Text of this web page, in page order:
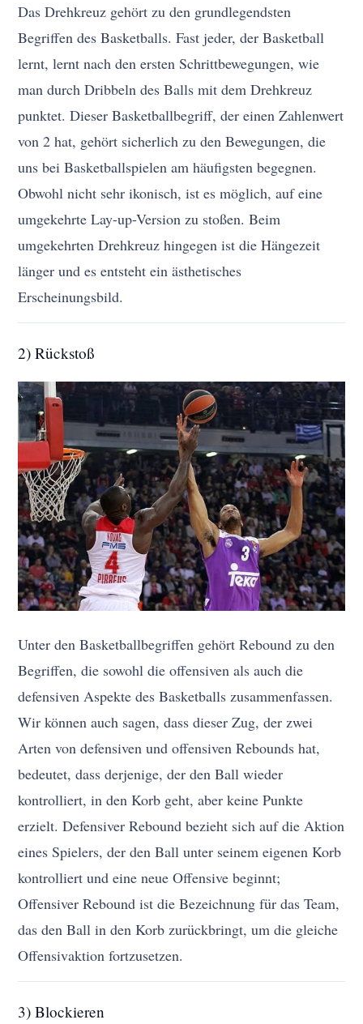
Das Drehkreuz gehört zu den grundlegendsten
Begriffen des Basketballs. Fast jeder, der Basketball
lernt, lernt nach den ersten Schrittbewegungen, wie
man durch Dribbeln des Balls mit dem Drehkreuz
punktet. Dieser Basketballbegriff, der einen Zahlenwert
von 2 hat, gehört sicherlich zu den Bewegungen, die
uns bei Basketballspielen am häufigsten begegnen.
Obwohl nicht sehr ikonisch, ist es möglich, auf eine
umgekehrte Lay-up-Version zu stoßen. Beim
umgekehrten Drehkreuz hingegen ist die Hängezeit
länger und es entsteht ein ästhetisches
Erscheinungsbild.
2) Rückstoß
Unter den Basketballbegriffen gehört Rebound zu den
Begriffen, die sowohl die offensiven als auch die
defensiven Aspekte des Basketballs zusammenfassen.
Wir können auch sagen, dass dieser Zug, der zwei
Arten von defensiven und offensiven Rebounds hat,
bedeutet, dass derjenige, der den Ball wieder
kontrolliert, in den Korb geht, aber keine Punkte
erzielt. Defensiver Rebound bezieht sich auf die Aktion
eines Spielers, der den Ball unter seinem eigenen Korb
kontrolliert und eine neue Offensive beginnt;
Offensiver Rebound ist die Bezeichnung für das Team,
das den Ball in den Korb zurückbringt, um die gleiche
Offensivaktion fortzusetzen.
3) Blockieren